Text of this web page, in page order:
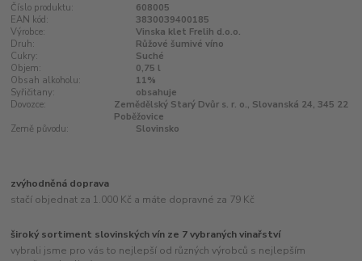
Číslo produktu:
608005
EAN kód:
3830039400185
Výrobce:
Vinska klet Frelih d.o.o.
Druh:
Růžové šumivé víno
Cukry:
Suché
Objem:
0,75 l
Obsah alkoholu:
11%
Syřičitany:
obsahuje
Dovozce:
Zemědělský Starý Dvůr s. r. o., Slovanská 24, 345 22
Poběžovice
Země původu:
Slovinsko
zvýhodněná doprava
stačí objednat za 1.000 Kč a máte dopravné za 79 Kč
široký sortiment slovinských vín ze 7 vybraných vinařství
vybrali jsme pro vás to nejlepší od různých výrobců s nejlepším